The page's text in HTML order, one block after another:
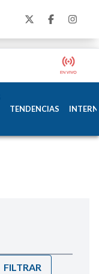
TENDENCIAS
FILTRAR